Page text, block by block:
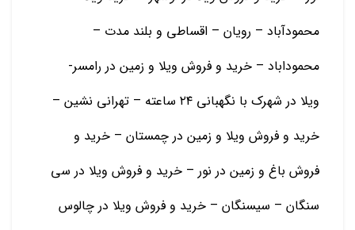
محمودآباد – رویان – اقساطی و بلند مدت –
محموداباد – خرید و فروش ویلا و زمین در رامسر-
ویلا در شهرک با نگهبانی ۲۴ ساعته – تهرانی نشین –
خرید و فروش ویلا و زمین در چمستان – خرید و
فروش باغ و زمین در نور – خرید و فروش ویلا در سی
سنگان – سیسنگان – خرید و فروش ویلا در چالوس